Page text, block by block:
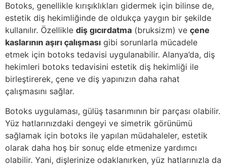
Botoks, genellikle kırışıklıkları gidermek için bilinse de,
estetik diş hekimliğinde de oldukça yaygın bir şekilde
kullanılır. Özellikle diş gıcırdatma (bruksizm) ve çene
kaslarının aşırı çalışması gibi sorunlarla mücadele
etmek için botoks tedavisi uygulanabilir. Alanya’da, diş
hekimleri botoks tedavisini estetik diş hekimliği ile
birleştirerek, çene ve diş yapınızın daha rahat
çalışmasını sağlar.
Botoks uygulaması, gülüş tasarımının bir parçası olabilir.
Yüz hatlarınızdaki dengeyi ve simetrik görünümü
sağlamak için botoks ile yapılan müdahaleler, estetik
olarak daha hoş bir sonuç elde etmenize yardımcı
olabilir. Yani, dişlerinize odaklanırken, yüz hatlarınızla da